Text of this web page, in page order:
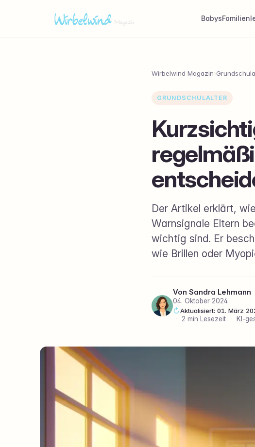
Babys
Wirbelwind Magazin›
GRUNDSCHULALTER
Der Artikel erklärt,
Warnsignale Eltern
wichtig sind. Er
wie Brillen oder
Von Sandra Lehmann
04. Oktober 2024
Aktualisiert: 01. März
·
2 min Lesezeit · KI-